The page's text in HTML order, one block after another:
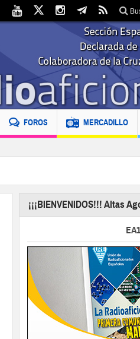
FOROS MERCADILLO
¡¡¡BIENVENIDOS!!! Altas